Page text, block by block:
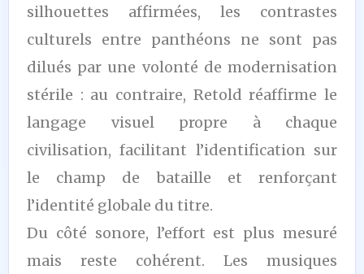
silhouettes affirmées, les contrastes
culturels entre panthéons ne sont pas
dilués par une volonté de modernisation
stérile : au contraire, Retold réaffirme le
langage visuel propre à chaque
civilisation, facilitant l’identification sur
le champ de bataille et renforçant
l’identité globale du titre.
Du côté sonore, l’effort est plus mesuré
mais reste cohérent. Les musiques